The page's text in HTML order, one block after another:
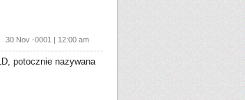
30 Nov -0001 | 12:00 am
potocznie nazywana